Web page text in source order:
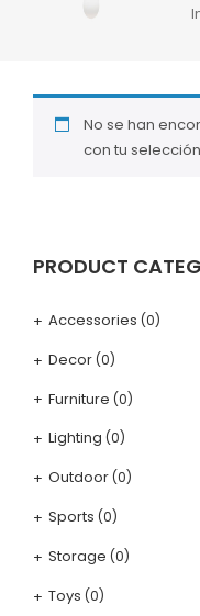
No se han
con tu
PRODUCT
Accessories (0)
Decor(0)
Furniture (0)
Lighting (0)
Outdoor(0)
Sports (0)
Storage (0)
Toys (0)